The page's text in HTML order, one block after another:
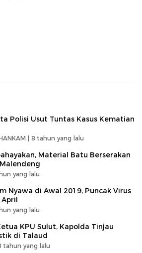
Polisi Usut Tuntas Kasus Kematian
| 8 tahun yang lalu
Material Batu Berserakan
yang lalu
Nyawa di Awal 2019, Puncak Virus
April
yang lalu
KPU Sulut, Kapolda Tinjau
di Talaud
tahun yang lalu